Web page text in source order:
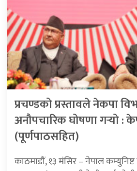
प्रचण्डको प्रस्तावले नेकपा
अनौपचारिक घोषणा गर्‍यो :
(पूर्णपाठसहित)
काठमाडौं, १३ मंसिर – नेपाल